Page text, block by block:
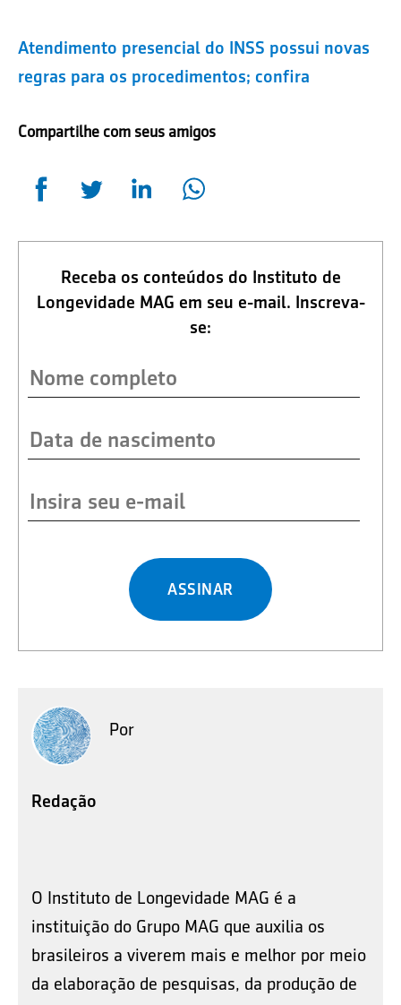
Atendimento presencial do INSS possui novas
regras para os procedimentos; confira
Compartilhe com seus amigos
Receba os conteúdos do Instituto de
Longevidade MAG em seu e-mail. Inscreva-
se:
ASSINAR
Por
Redação
O Instituto de Longevidade MAG é a
instituição do Grupo MAG que auxilia os
brasileiros a viverem mais e melhor por meio
da elaboração de pesquisas, da produção de